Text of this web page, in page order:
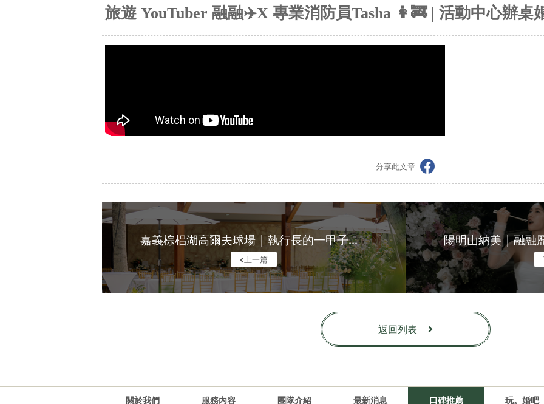
旅遊 YouTuber 融融✈️X 專業消防員Tasha 👩‍🚒 | 活動中心辦桌
分享此文章
嘉義棕梠湖高爾夫球場 | 執行長的一甲子愛情 | 下午茶會婚禮
上一篇
返回列表
關於我們 服務內容 團隊介紹 最新消息 口碑推薦 玩。婚吧